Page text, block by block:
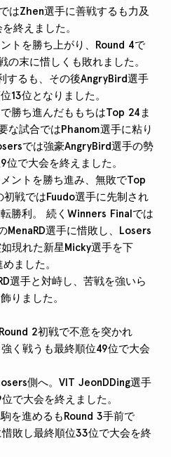
はZhen選手に善戦するも力及
終えました。
トを勝ち上がり、Round 4で
の末に惜しくも敗れました。
するも、その後AngryBird選手
13位となりました。
勝ち進んだももちはTop 24ま
な試合ではPhanom選手に粘り
では強豪AngryBird選手の勢
で大会を終えました。
ントを勝ち進み、無敗でTop
戦ではFuudo選手に先制され
勝利。 続くWinners Finalでは
MenaRD選手に惜敗し、Losers
現れた新星Micky選手を下
ました。
選手と対峙し、苦戦を強いら
りました。
2初戦で不意を突かれ
く戦うも最終順位49位で大会
側へ。VIT JeonDDing選手
で大会を終えました。
を進めるもRound 3手前で
敗し最終順位33位で大会を終